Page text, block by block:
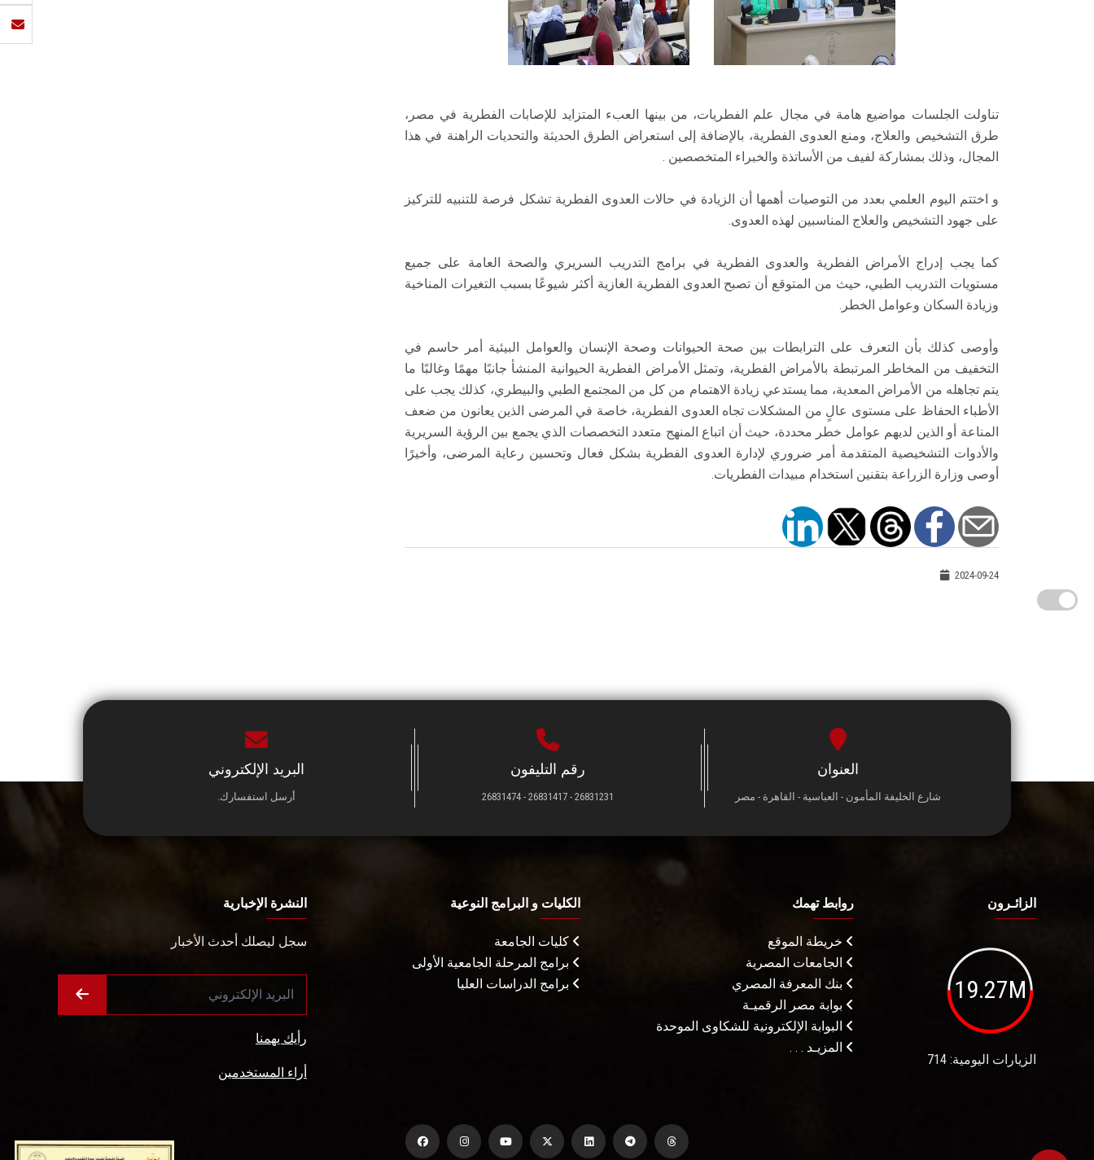
تناولت الجلسات مواضيع هامة في مجال علم الفطريات، من بينها العبء المتزايد للإصابات الفطرية في مصر،
طرق التشخيص والعلاج، ومنع العدوى الفطرية، بالإضافة إلى استعراض الطرق الحديثة والتحديات الراهنة في هذا
المجال، وذلك بمشاركة لفيف من الأساتذة والخبراء المتخصصين .
و اختتم اليوم العلمي بعدد من التوصيات أهمها أن الزيادة في حالات العدوى الفطرية تشكل فرصة للتنبيه للتركيز
على جهود التشخيص والعلاج المناسبين لهذه العدوى.
كما يجب إدراج الأمراض الفطرية والعدوى الفطرية في برامج التدريب السريري والصحة العامة على جميع
مستويات التدريب الطبي، حيث من المتوقع أن تصبح العدوى الفطرية الغازية أكثر شيوعًا بسبب التغيرات المناخية
وزيادة السكان وعوامل الخطر.
وأوصى كذلك بأن التعرف على الترابطات بين صحة الحيوانات وصحة الإنسان والعوامل البيئية أمر حاسم في
التخفيف من المخاطر المرتبطة بالأمراض الفطرية، وتمثل الأمراض الفطرية الحيوانية المنشأ جانبًا مهمًا وغالبًا ما
يتم تجاهله من الأمراض المعدية، مما يستدعي زيادة الاهتمام من كل من المجتمع الطبي والبيطري، كذلك يجب على
الأطباء الحفاظ على مستوى عالٍ من المشكلات تجاه العدوى الفطرية، خاصة في المرضى الذين يعانون من ضعف
المناعة أو الذين لديهم عوامل خطر محددة، حيث أن اتباع المنهج متعدد التخصصات الذي يجمع بين الرؤية السريرية
والأدوات التشخيصية المتقدمة أمر ضروري لإدارة العدوى الفطرية بشكل فعال وتحسين رعاية المرضى، وأخيرًا
أوصى وزارة الزراعة بتقنين استخدام مبيدات الفطريات.
2024-09-24
العنوان
شارع الخليفة المأمون - العباسية - القاهرة - مصر
رقم التليفون
26831231 - 26831417 - 26831474
البريد الإلكتروني
أرسل استفسارك.
الزائـرون
19.27M
الزيارات اليومية: 714
روابط تهمك
خريطة الموقع
الجامعات المصرية
بنك المعرفة المصري
بوابة مصر الرقميـة
البوابة الإلكترونية للشكاوى الموحدة
المزيـد . . .
الكليات و البرامج النوعية
كليات الجامعة
برامج المرحلة الجامعية الأولى
برامج الدراسات العليا
النشرة الإخبارية
سجل ليصلك أحدث الأخبار
رأيك يهمنا
أراء المستخدمين